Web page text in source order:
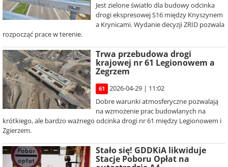
Jest zielone światło dla budowy odcinka
drogi ekspresowej S16 między Knyszynem
a Krynicami. Wydanie decyzji ZRID pozwala
rozpocząć prace w terenie.
Trwa przebudowa drogi
krajowej nr 61 Legionowem a
Zegrzem
61
2026-04-29 | 11:02
Dobre warunki atmosferyczne pozwalają
na wzmożenie prac budowlanych na
krótkiego, ale bardzo ważnego odcinka drogi nr 61 między Legionowem i
Zgierzem.
Stało się! GDDKiA likwiduje
Stacje Poboru Opłat na